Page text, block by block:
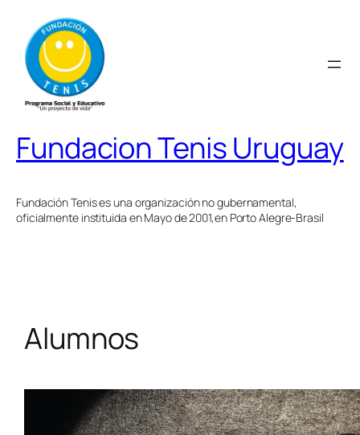
contenido
Fundacion Tenis Uruguay
Fundación Tenis es una organización no gubernamental,
oficialmente instituida en Mayo de 2001,en Porto Alegre-Brasil
Alumnos